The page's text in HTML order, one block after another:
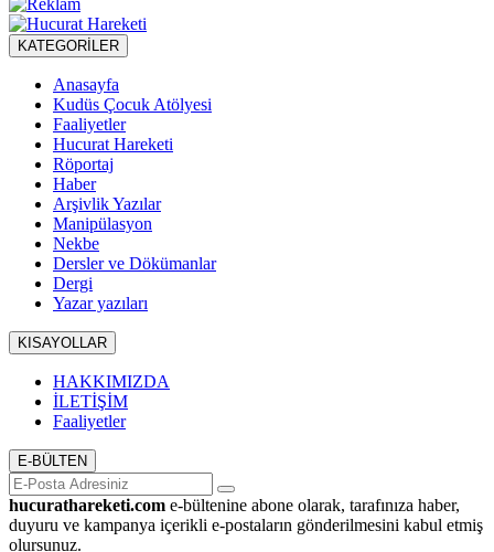
KATEGORİLER
Anasayfa
Kudüs Çocuk Atölyesi
Faaliyetler
Hucurat Hareketi
Röportaj
Haber
Arşivlik Yazılar
Manipülasyon
Nekbe
Dersler ve Dökümanlar
Dergi
Yazar yazıları
KISAYOLLAR
HAKKIMIZDA
İLETİŞİM
Faaliyetler
E-BÜLTEN
hucurathareketi.com e-bültenine abone olarak, tarafınıza haber,
duyuru ve kampanya içerikli e-postaların gönderilmesini kabul etmiş
olursunuz.